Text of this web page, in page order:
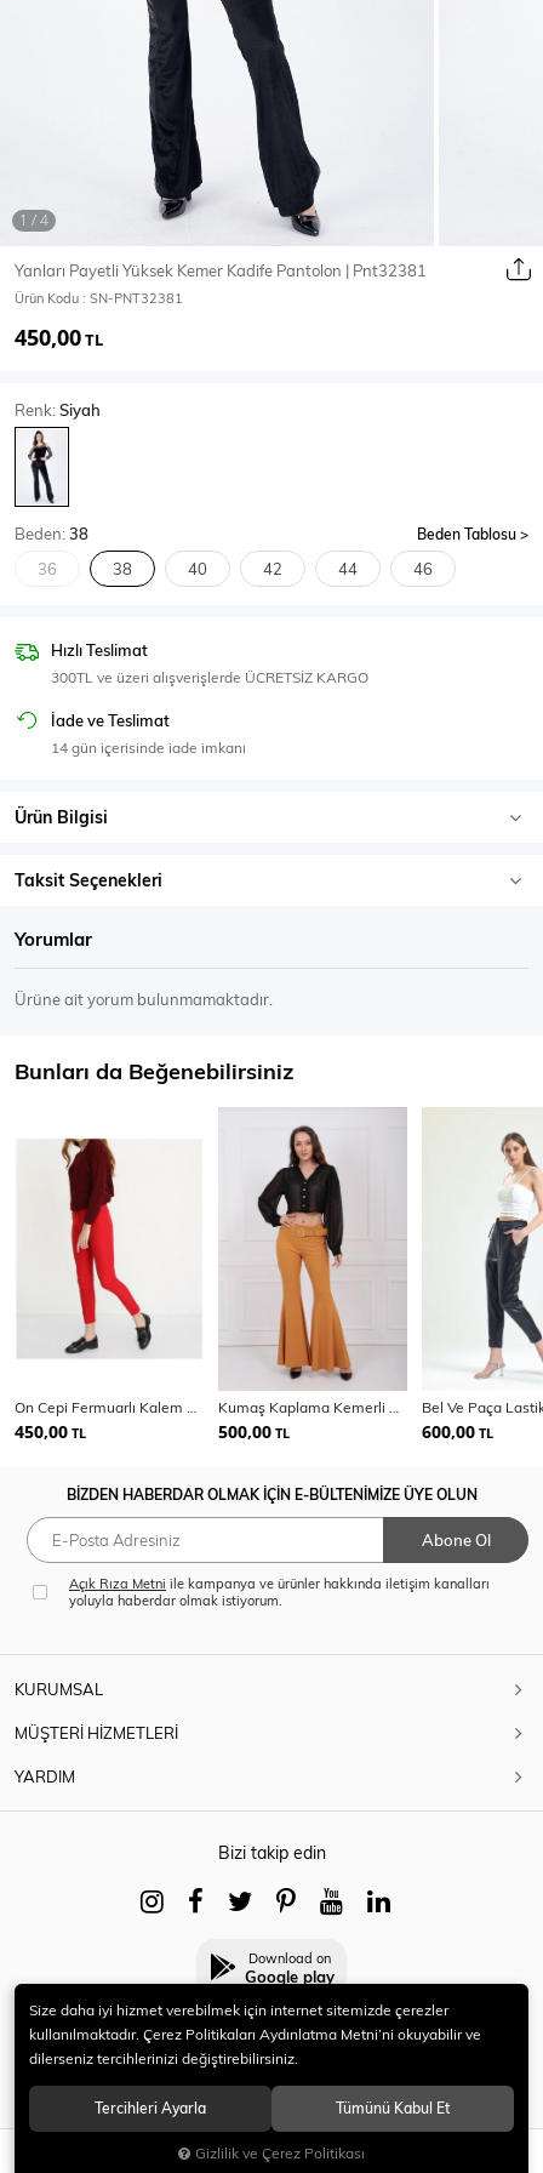
Mont & Kaban
T-Shirt
Body
SPOR GİYİM
Eşofman Üstü
Yanları Payetli Yüksek Kemer Kadife Pantolon | Pnt32381
Ürün Kodu : SN-PNT32381
450,00TL
Renk:Siyah
Beden:38 Beden Tablosu
36 38 40 42 44 46
SEPETE EKLE
Hızlı Teslimat
300TL ve üzeri alışverişlerde ÜCRETSİZ KARGO
İade ve Teslimat
14 gün içerisinde iade imkanı
Ürün Bilgisi
Taksit Seçenekleri
Yorumlar
Ürüne ait yorum bulunmamaktadır.
Bunları da Beğenebilirsiniz
450,00 TL 500,00 TL 600,00 TL
BİZDEN HABERDAR OLMAK İÇİN E-BÜLTENİMİZE ÜYE OLUN
Abone Ol
Açık Rıza Metni ile kampanya ve ürünler hakkında iletişim kanalları
yoluyla haberdar olmak istiyorum.
KURUMSAL
MÜŞTERİ HİZMETLERİ
YARDIM
Bizi takip edin
Download on
Google play
© 2021 HERYENİ. Tüm hakları saklıdır.
Size daha iyi hizmet verebilmek için internet sitemizde çerezler
kullanılmaktadır. Çerez Politikaları Aydınlatma Metni’ni okuyabilir ve
dilerseniz tercihlerinizi değiştirebilirsiniz.
Tercihleri Ayarla Tümünü Kabul Et
Gizlilik ve Çerez Politikası